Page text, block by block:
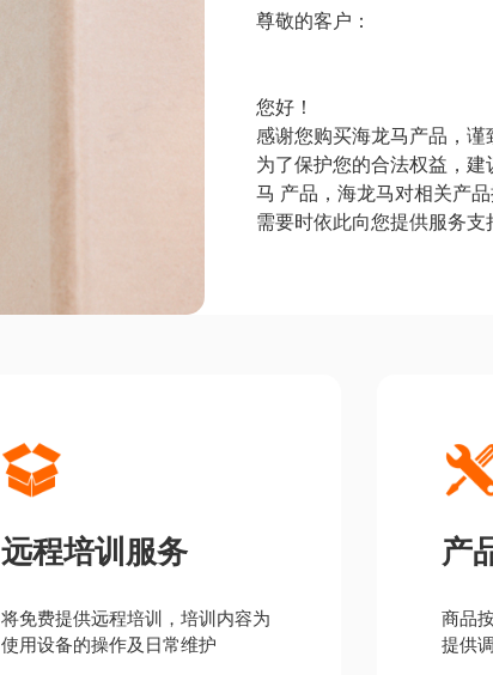
尊敬的客户：
您好！
感谢您购买海龙马产品，谨
为了保护您的合法权益，
马 产品，海龙马对相关产
需要时依此向您提供服务支
远程培训服务
将免费提供远程培训，培训内容为
使用设备的操作及日常维护
产
商品
提供